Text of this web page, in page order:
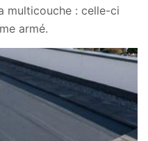
multicouche : celle-ci
armé.